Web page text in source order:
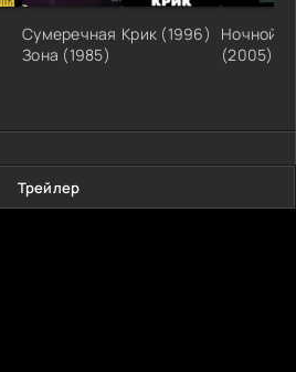
Сумеречная
Зона (1985)
Крик (1996)
Ночной
(2005)
Трейлер